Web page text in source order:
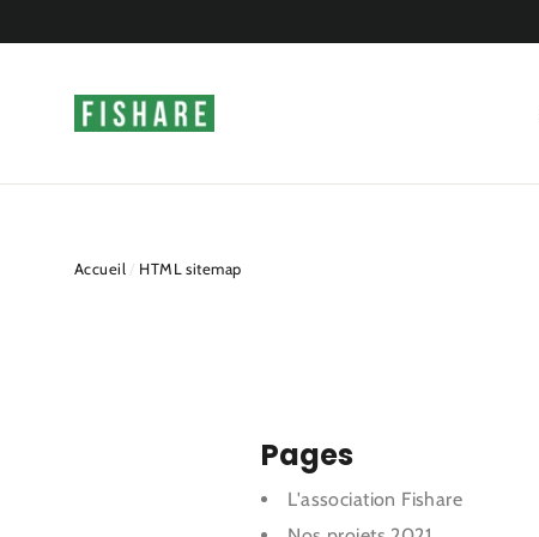
au
Accueil / HTML sitemap
Pages
L'association Fishare